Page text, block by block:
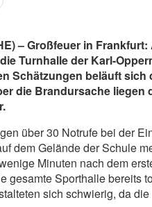
– Großfeuer in
Turnhalle der Karl-
Schätzungen beläuft sich
die Brandursache liegen
über 30 Notrufe bei der
dem Gelände der Schule
Minuten nach dem
gesamte Sporthalle bereits
sich schwierig, da